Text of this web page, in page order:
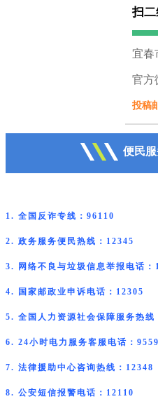
扫二
宜春
官方
投稿
便民
1. 全国反诈专线：96110
2. 政务服务便民热线：12345
3. 网络不良与垃圾信息举报电话：
4. 国家邮政业申诉电话：12305
5. 全国人力资源社会保障服务热线
6. 24小时电力服务客服电话：
7. 法律援助中心咨询热线：12348
8. 公安短信报警电话：12110